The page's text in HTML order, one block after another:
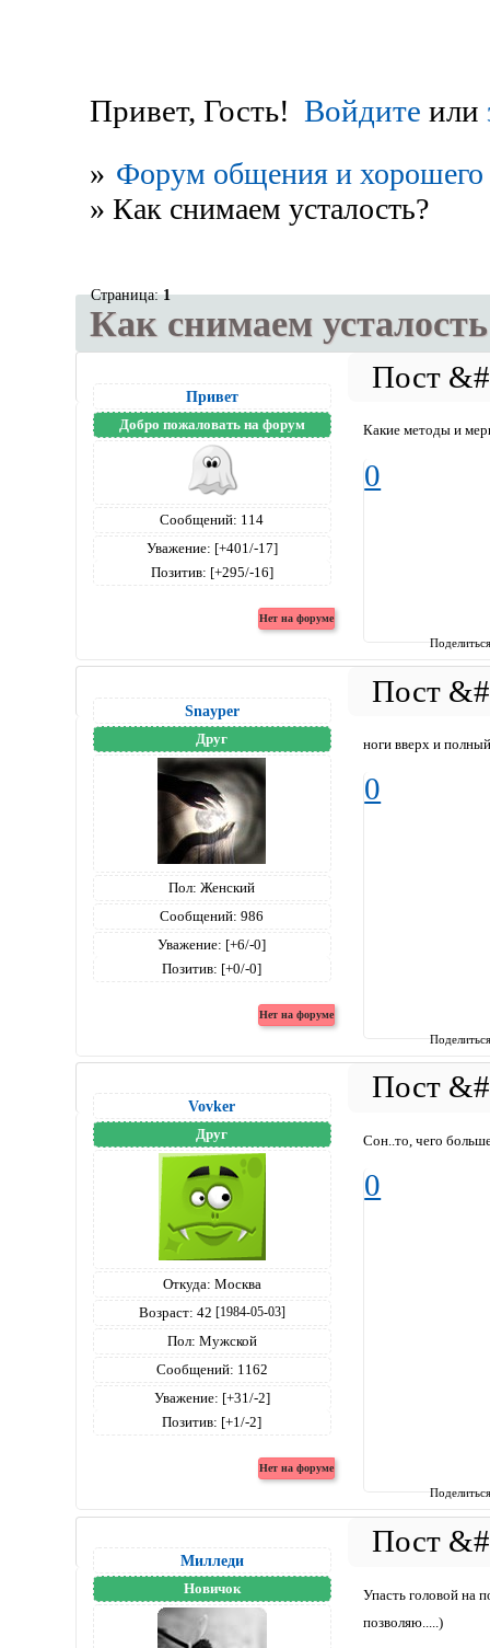
Привет, Гость! Войдите или
» Форум общения и хорошего
» Как снимаем усталость?
Как снимаем
Страница:1
Привет
Добро пожаловать на форум
Сообщений: 114
Уважение: [+401/-17]
Позитив: [+295/-16]
Какие методы и
0
Snayper
Друг
Пол: Женский
Сообщений: 986
Уважение: [+6/-0]
Позитив: [+0/-0]
ноги вверх и
0
Vovker
Друг
Откуда: Москва
Возраст: 42 [1984-05-03]
Пол: Мужской
Сообщений: 1162
Уважение: [+31/-2]
Позитив: [+1/-2]
Сон..то, чего
0
Милледи
Новичок
Упасть головой на
позволяю.....)